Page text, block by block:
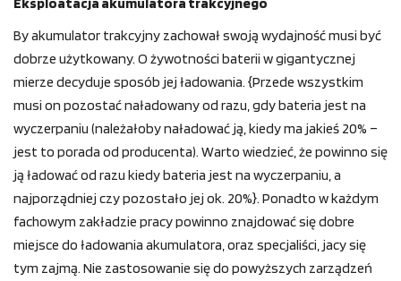
By akumulator trakcyjny zachował swoją wydajność musi być
dobrze użytkowany. O żywotności baterii w gigantycznej
mierze decyduje sposób jej ładowania. {Przede wszystkim
musi on pozostać naładowany od razu, gdy bateria jest na
wyczerpaniu (należałoby naładować ją, kiedy ma jakieś 20% –
jest to porada od producenta). Warto wiedzieć, że powinno się
ją ładować od razu kiedy bateria jest na wyczerpaniu, a
najporządniej czy pozostało jej ok. 20%}. Ponadto w każdym
fachowym zakładzie pracy powinno znajdować się dobre
miejsce do ładowania akumulatora, oraz specjaliści, jacy się
tym zajmą. Nie zastosowanie się do powyższych zarządzeń